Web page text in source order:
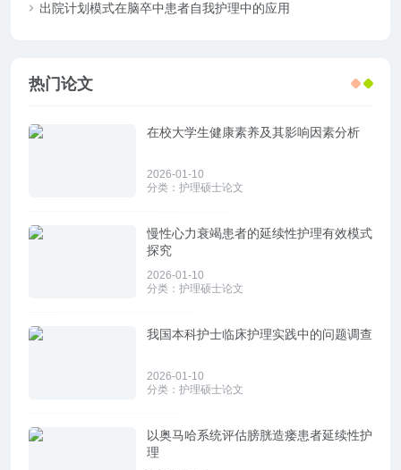
出院计划模式在脑卒中患者自我护理中的应用
热门论文
在校大学生健康素养及其影响因素分析
2026-01-10
分类： 护理硕士论文
慢性心力衰竭患者的延续性护理有效模式
探究
2026-01-10
分类： 护理硕士论文
我国本科护士临床护理实践中的问题调查
2026-01-10
分类： 护理硕士论文
以奥马哈系统评估膀胱造瘘患者延续性护
理